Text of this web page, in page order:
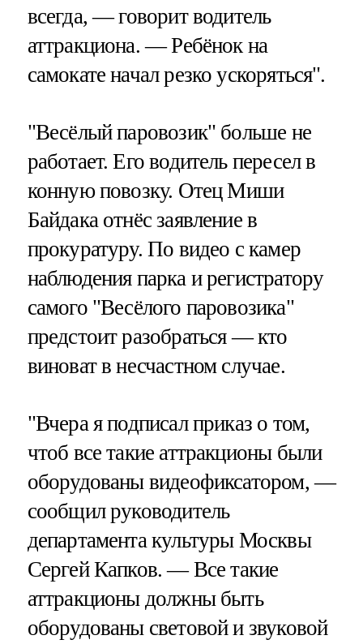
всегда, — говорит водитель
аттракциона. — Ребёнок на
самокате начал резко ускоряться".
"Весёлый паровозик" больше не
работает. Его водитель пересел в
конную повозку. Отец Миши
Байдака отнёс заявление в
прокуратуру. По видео с камер
наблюдения парка и регистратору
самого "Весёлого паровозика"
предстоит разобраться — кто
виноват в несчастном случае.
"Вчера я подписал приказ о том,
чтоб все такие аттракционы были
оборудованы видеофиксатором, —
сообщил руководитель
департамента культуры Москвы
Сергей Капков. — Все такие
аттракционы должны быть
оборудованы световой и звуковой